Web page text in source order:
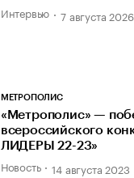
Интервью 7 августа 2026
МЕТРОПОЛИС
«Метрополис» —
всероссийского
ЛИДЕРЫ 22-23»
Новость 14 августа 2023